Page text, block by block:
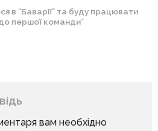
в “Баварії” та буду працювати
першої команди”
вам необхідно